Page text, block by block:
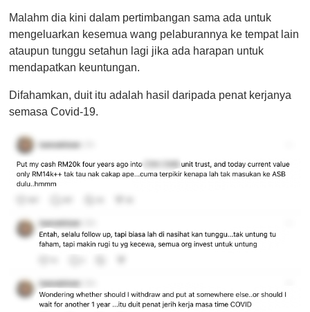
Malahm dia kini dalam pertimbangan sama ada untuk
mengeluarkan kesemua wang pelaburannya ke tempat lain
ataupun tunggu setahun lagi jika ada harapan untuk
mendapatkan keuntungan.
Difahamkan, duit itu adalah hasil daripada penat kerjanya
semasa Covid-19.